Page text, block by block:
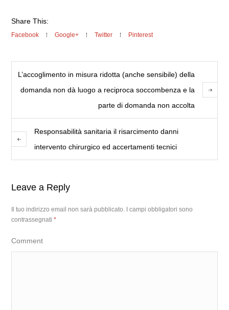
Share This:
Facebook Google+ Twitter Pinterest
L’accoglimento in misura ridotta (anche sensibile) della
domanda non dà luogo a reciproca soccombenza e la
parte di domanda non accolta
Responsabilità sanitaria il risarcimento danni
intervento chirurgico ed accertamenti tecnici
Leave a Reply
Il tuo indirizzo email non sarà pubblicato.
I campi obbligatori sono
contrassegnati*
Comment